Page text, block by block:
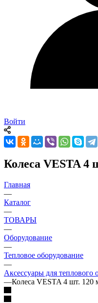
Войти
Колеса VESTA 4
Главная
—
Каталог
—
ТОВАРЫ
—
Оборудование
—
Тепловое оборудование
—
Аксессуары для теплового
—Колеса VESTA 4 шт. 120